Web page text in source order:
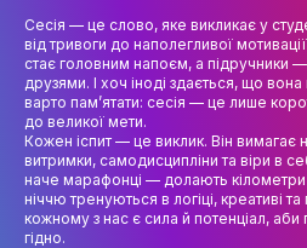
ОСВІТНЯ
ОСВІТНІ
ПРАКТИКА
СИЛАБУСИ
НАУКА
Сесія — це слово, яке викликає у
від тривоги до наполегливої
стає головним напоєм, а підручники
друзями. І хоч іноді здається, що вона
варто пам’ятати: сесія — це лише
до великої мети.
Кожен іспит — це виклик. Він вимагає
витримки, самодисципліни та віри в
наче марафонці — долають кілометри
ніччю тренуються в логіці, креативі та
кожному з нас є сила й потенціал,
гідно.